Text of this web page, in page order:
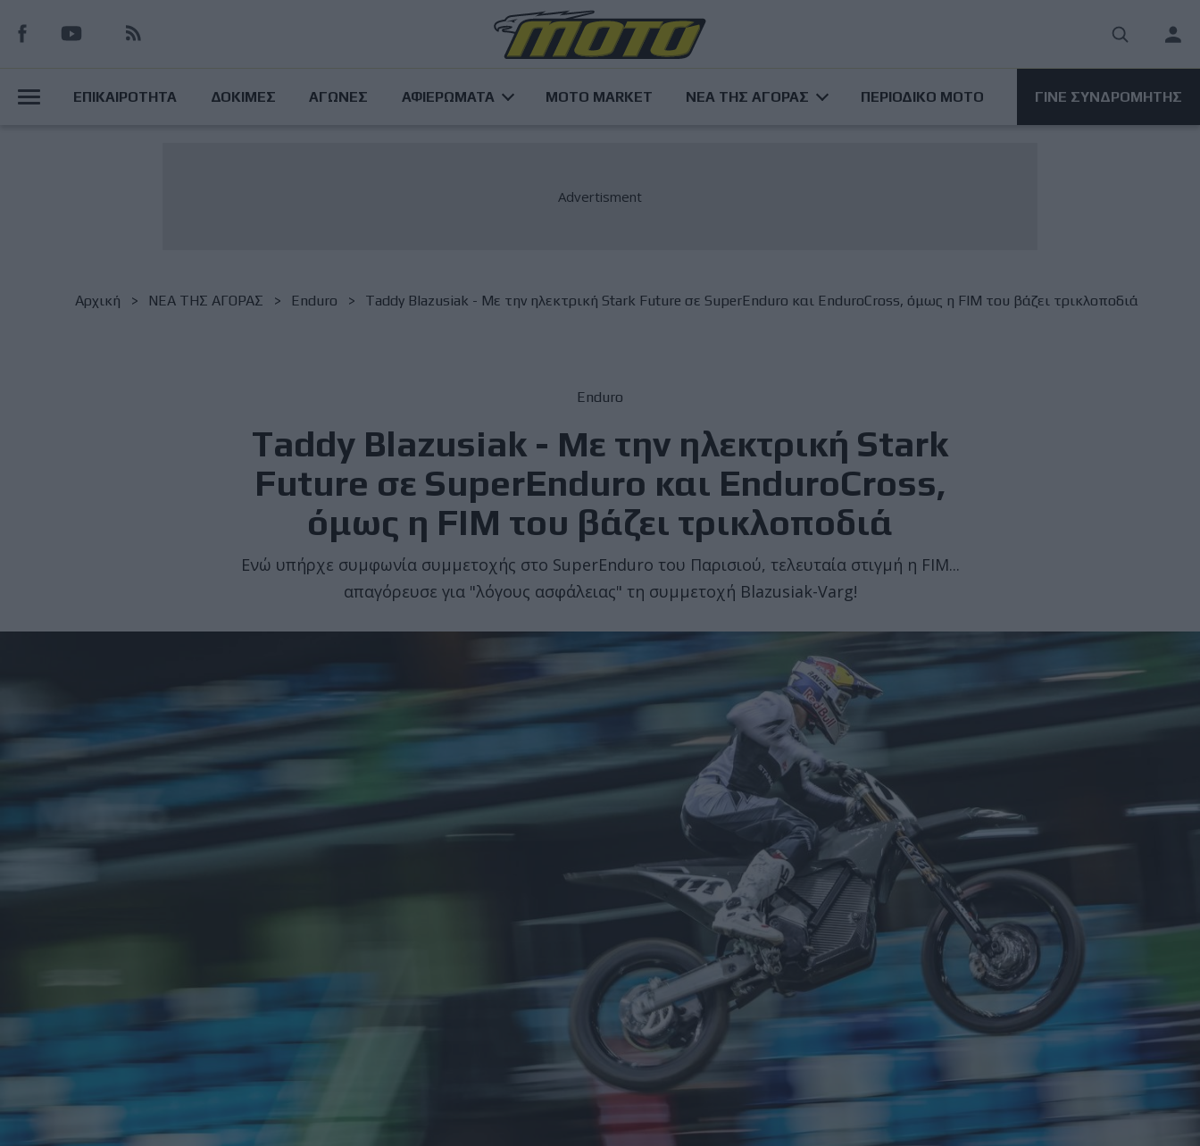
προς
κυρίως
User
MainΕΠΙΚΑΙΡΟΤΗΤΑ ΔΟΚΙΜΕΣ ΑΓΩΝΕΣ ΑΦΙΕΡΩΜΑΤΑ MOTO MARKET ΝΕΑ ΤΗΣ ΑΓΟΡΑΣ ΠΕΡΙΟΔΙΚΟ ΜΟΤΟ ΓΙΝΕ ΣΥΝΔΡΟΜΗΤΗΣ
Breadcrumb
Αρχική NΕΑ ΤΗΣ ΑΓΟΡΑΣ Enduro Taddy Blazusiak - Με την ηλεκτρική Stark Future σε SuperEnduro και EnduroCross, όμως η FIM του βάζει τρικλοποδιά
Enduro
Taddy Blazusiak - Με την ηλεκτρική Stark
Future σε SuperEnduro και EnduroCross,
όμως η FIM του βάζει τρικλοποδιά
Ενώ υπήρχε συμφωνία συμμετοχής στο SuperEnduro του Παρισιού, τελευταία στιγμή η FIM...
απαγόρευσε για "λόγους ασφάλειας" τη συμμετοχή Blazusiak-Varg!